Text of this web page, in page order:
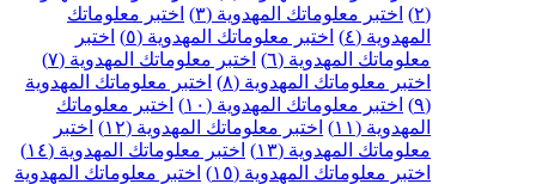
(٢)
اختبر معلوماتك المهدوية (٣)
اختبر معلوماتك
المهدوية (٤)
اختبر معلوماتك المهدوية (٥)
اختبر
معلوماتك المهدوية (٦)
اختبر معلوماتك المهدوية (٧)
اختبر معلوماتك المهدوية (٨)
اختبر معلوماتك المهدوية
(٩)
اختبر معلوماتك المهدوية (١٠)
اختبر معلوماتك
المهدوية (١١)
اختبر معلوماتك المهدوية (١٢)
اختبر
معلوماتك المهدوية (١٣)
اختبر معلوماتك المهدوية (١٤)
اختبر معلوماتك المهدوية (١٥)
اختبر معلوماتك المهدوية